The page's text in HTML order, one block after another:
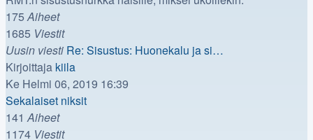
175Aiheet
1685 Viestit
Uusin viesti Re: Sisustus: Huonekalu ja si…
Kirjoittaja kiila
uusin
viesti
Ke Helmi 06, 2019 16:39
Sekalaiset niksit
141Aiheet
1174 Viestit